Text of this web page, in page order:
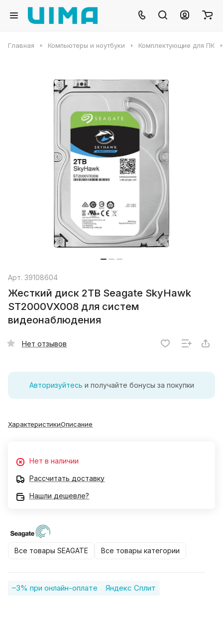
Главная Компьютеры и ноутбуки Комплектующие для ПК
Арт. 39108604
Жесткий диск 2TB Seagate SkyHawk
ST2000VX008 для систем
видеонаблюдения
Нет отзывов
Авторизуйтесь и получайте бонусы за покупки
ХарактеристикиОписание
Нет в наличии
Рассчитать доставку
Нашли дешевле?
Все товары SEAGATE Все товары категории
–3% при онлайн-оплате Яндекс Сплит